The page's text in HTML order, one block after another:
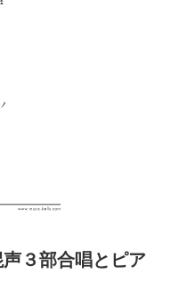
３部合唱とピア